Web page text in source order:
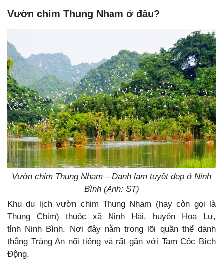
Vườn chim Thung Nham ở đâu?
Vườn chim Thung Nham – Danh lam tuyệt đẹp ở Ninh
Bình (Ảnh: ST)
Khu du lịch vườn chim Thung Nham (hay còn gọi là
Thung Chim) thuộc xã Ninh Hải, huyện Hoa Lư,
tỉnh Ninh Bình. Nơi đây nằm trong lõi quần thể danh
thắng Tràng An nổi tiếng và rất gần với Tam Cốc Bích
Động.